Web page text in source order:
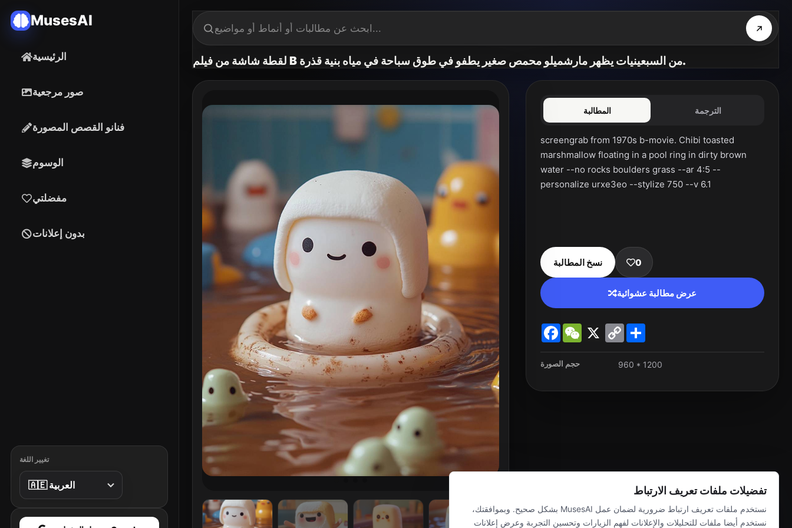
MusesAI
الرئيسية
صور مرجعية
فنانو القصص المصورة
الوسوم
مفضلتي
بدون إعلانات
تغيير اللغة
لقطة شاشة من فيلم B من السبعينيات يظهر مارشميلو محمص صغير يطفو في طوق سباحة في مياه بنية قذرة.
المطالبة الترجمة
screengrab from 1970s b-movie. Chibi toasted
marshmallow floating in a pool ring in dirty brown
water --no rocks boulders grass --ar 4:5 --
personalize urxe3eo --stylize 750 --v 6.1
نسخ المطالبة 0
عرض مطالبة عشوائية
FacebookWeChat
X
Copy
Link
حجم الصورة 960 * 1200
تفضيلات ملفات تعريف الارتباط
نستخدم ملفات تعريف ارتباط ضرورية لضمان عمل MusesAI بشكل صحيح. وبموافقتك،
نستخدم أيضا ملفات للتحليلات والإعلانات لفهم الزيارات وتحسين التجربة وعرض إعلانات